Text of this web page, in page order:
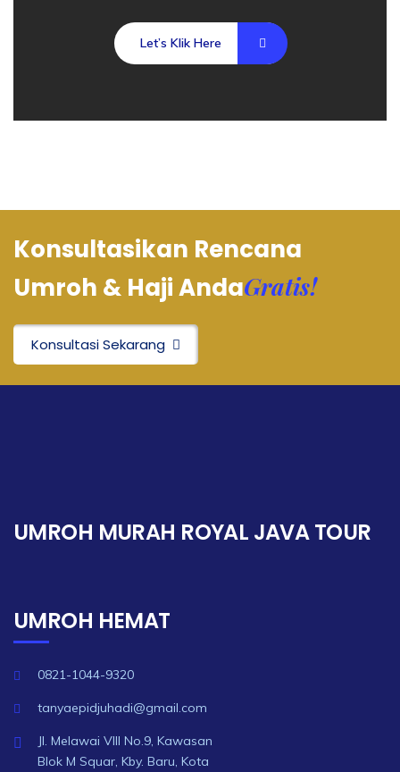
Let’s Klik Here
Konsultasikan Rencana
Umroh & Haji AndaGratis!
Konsultasi Sekarang
UMROH MURAH ROYAL JAVA TOUR
UMROH HEMAT
0821-1044-9320
tanyaepidjuhadi@gmail.com
Jl. Melawai VIII No.9, Kawasan
Blok M Squar, Kby. Baru, Kota